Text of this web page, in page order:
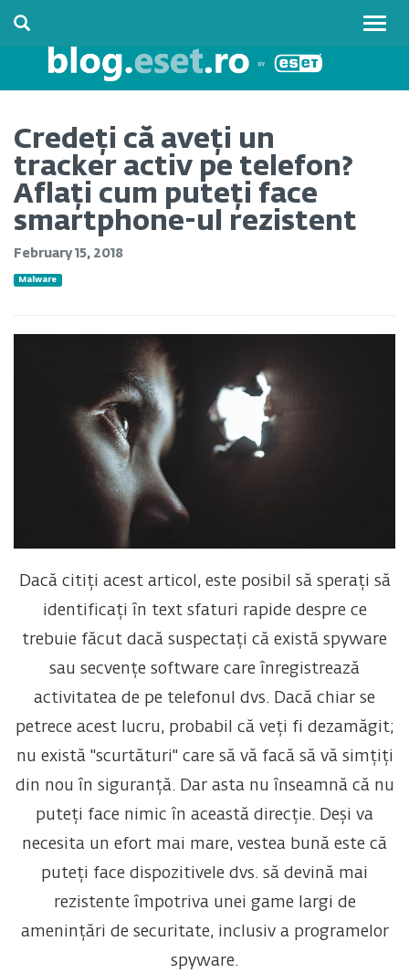
Credeți că aveți un
tracker activ pe telefon?
Aflați cum puteți face
smartphone-ul rezistent
February 15, 2018
Malware
Dacă citiți acest articol, este posibil să sperați să
identificați în text sfaturi rapide despre ce
trebuie făcut dacă suspectați că există spyware
sau secvențe software care înregistrează
activitatea de pe telefonul dvs. Dacă chiar se
petrece acest lucru, probabil că veți fi dezamăgit;
nu există "scurtături" care să vă facă să vă simțiți
din nou în siguranță. Dar asta nu înseamnă că nu
puteți face nimic în această direcție. Deși va
necesita un efort mai mare, vestea bună este că
puteți face dispozitivele dvs. să devină mai
rezistente împotriva unei game largi de
amenințări de securitate, inclusiv a programelor
spyware.